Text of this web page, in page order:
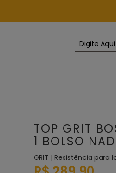
TOP GRIT
1 BOLSO
GRIT | Resistência para